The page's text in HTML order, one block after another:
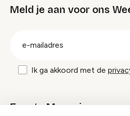
Meld je aan voor ons
Ik ga akkoord met de
Events Magazine